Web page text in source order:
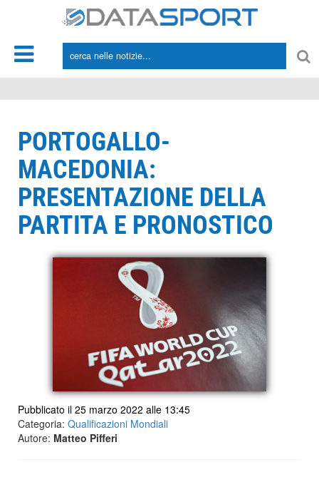
PORTOGALLO-
MACEDONIA:
PRESENTAZIONE DELLA
PARTITA E PRONOSTICO
Pubblicato il 25 marzo 2022 alle 13:45
Categoria: Qualificazioni Mondiali
Autore: Matteo Pifferi